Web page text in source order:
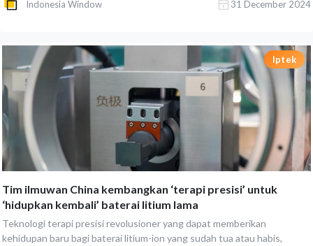
Indonesia Window 31 December 2024
Iptek
Tim ilmuwan China kembangkan ‘terapi presisi’ untuk
‘hidupkan kembali’ baterai litium lama
Teknologi terapi presisi revolusioner yang dapat memberikan
kehidupan baru bagi baterai litium-ion yang sudah tua atau habis,